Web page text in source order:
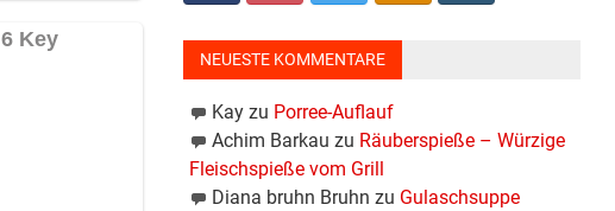
NEUESTE KOMMENTARE
Kayzu Porree-Auflauf
Achim Barkau zu Räuberspieße – Würzige
Fleischspieße vom Grill
Diana bruhn Bruhn zu Gulaschsuppe